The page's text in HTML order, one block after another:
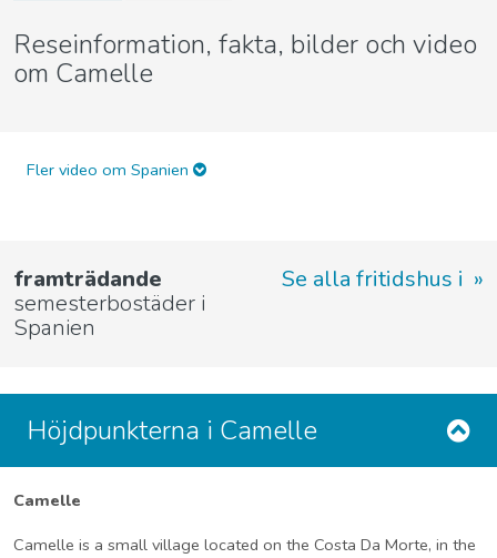
Reseinformation, fakta, bilder och video
om Camelle
Fler video om Spanien
framträdande
semesterbostäder i
Spanien
Se alla fritidshus i
Höjdpunkterna i Camelle
Camelle
Camelle is a small village located on the Costa Da Morte, in the